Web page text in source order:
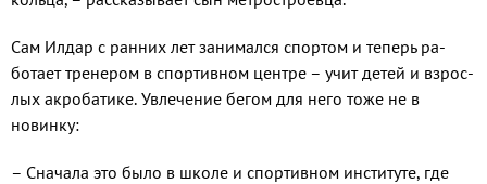
Сам Илдар с ранних лет за­нимался спортом и теперь ра­
ботает тренером в спортивном центре – учит детей и взрос­
лых акробатике. Увлечение бе­гом для него тоже не в
новинку:
– Сначала это было в шко­ле и спортивном институте, где